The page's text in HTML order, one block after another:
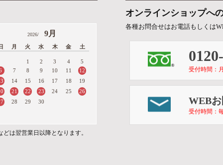
2026/ 9月
月 火 水 木 金 土
1 2 3 4
5
7 8 9 10 11
12
14 15 16 17 18
19
21 22 23 24 25
26
28 29 30
は翌営業日以降となります。
オンラインショップへ
各種お問合せはお電話もしくは
受付時間：
WEB
受付時間：